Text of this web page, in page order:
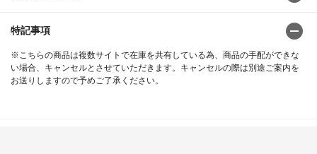
特記事項
※こちらの商品は複数サイトで在庫を共有している為、商品の手配ができな
い場合、キャンセルとさせていただきます。キャンセルの際は別途ご案内を
お送りしますので予めご了承ください。